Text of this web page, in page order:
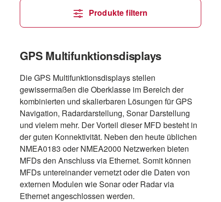
Produkte filtern
GPS Multifunktionsdisplays
Die GPS Multifunktionsdisplays stellen
gewissermaßen die Oberklasse im Bereich der
kombinierten und skalierbaren Lösungen für GPS
Navigation, Radardarstellung, Sonar Darstellung
und vielem mehr. Der Vorteil dieser MFD besteht in
der guten Konnektivität. Neben den heute üblichen
NMEA0183 oder NMEA2000 Netzwerken bieten
MFDs den Anschluss via Ethernet. Somit können
MFDs untereinander vernetzt oder die Daten von
externen Modulen wie Sonar oder Radar via
Ethernet angeschlossen werden.